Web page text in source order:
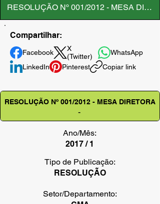
RESOLUÇÃO Nº 001/2012 - MESA
Compartilhar:
Facebook
X
(Twitter)
WhatsApp
LinkedIn
Pinterest Copiar link
RESOLUÇÃO Nº 001/2012 - MESA DIRETORA
-
Ano/Mês:
2017 / 1
Tipo de Publicação:
RESOLUÇÃO
Setor/Departamento: